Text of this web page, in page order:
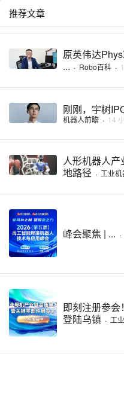
推荐文章
原英伟达
... · Robo百科 ·
刚刚，宇树
机器人前瞻 · 14
人形机器人
地路径 · 工业机
峰会聚焦 | ... ·
即刻注册参
登陆乌镇 · 工